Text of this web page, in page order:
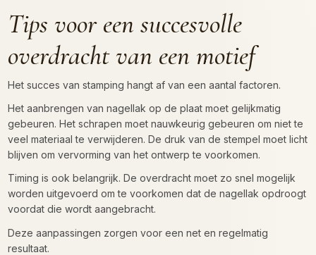
Tips voor een succesvolle
overdracht van een motief
Het succes van stamping hangt af van een aantal factoren.
Het aanbrengen van nagellak op de plaat moet gelijkmatig
gebeuren. Het schrapen moet nauwkeurig gebeuren om niet te
veel materiaal te verwijderen. De druk van de stempel moet licht
blijven om vervorming van het ontwerp te voorkomen.
Timing is ook belangrijk. De overdracht moet zo snel mogelijk
worden uitgevoerd om te voorkomen dat de nagellak opdroogt
voordat die wordt aangebracht.
Deze aanpassingen zorgen voor een net en regelmatig
resultaat.